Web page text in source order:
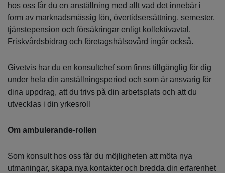
hos oss får du en anställning med allt vad det innebär i
form av marknadsmässig lön, övertidsersättning, semester,
tjänstepension och försäkringar enligt kollektivavtal.
Friskvårdsbidrag och företagshälsovård ingår också.
Givetvis har du en konsultchef som finns tillgänglig för dig
under hela din anställningsperiod och som är ansvarig för
dina uppdrag, att du trivs på din arbetsplats och att du
utvecklas i din yrkesroll
Om ambulerande-rollen
Som konsult hos oss får du möjligheten att möta nya
utmaningar, skapa nya kontakter och bredda din erfarenhet